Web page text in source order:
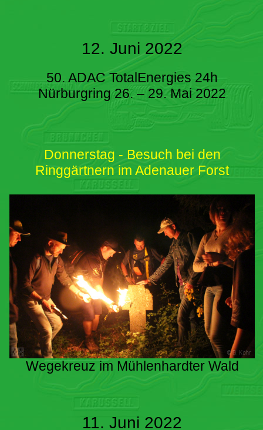
12. Juni 2022
50. ADAC TotalEnergies 24h
Nürburgring 26. – 29. Mai 2022
Donnerstag - Besuch bei den
Ringgärtnern im Adenauer Forst
Wegekreuz im Mühlenhardter Wald
11. Juni 2022